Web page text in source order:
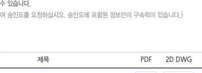
제목 PDF 2D DWG